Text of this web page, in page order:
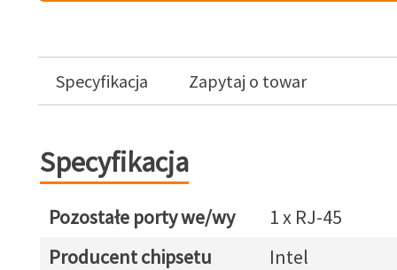
Specyfikacja Zapytaj o towar
Specyfikacja
Pozostałe porty we/wy
1 x RJ-45
Producent chipsetu
Intel